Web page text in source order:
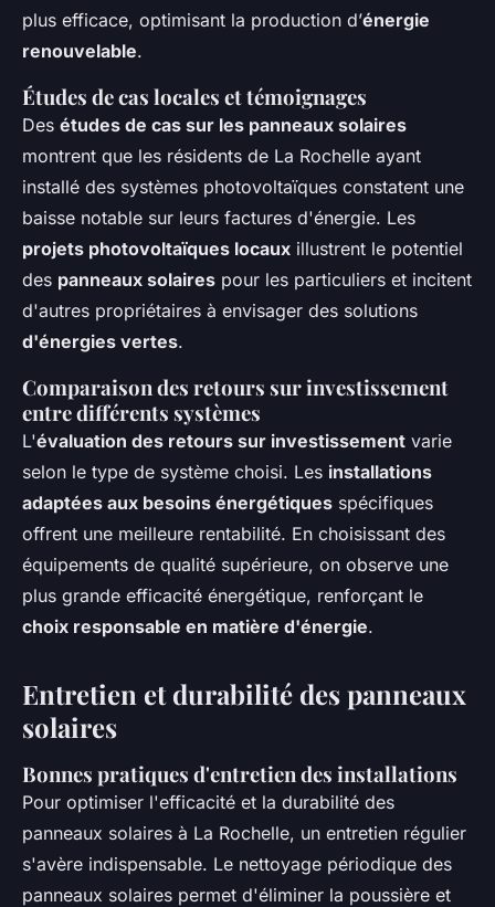
plus efficace, optimisant la production d’énergie
renouvelable.
Études de cas locales et témoignages
Des études de cas sur les panneaux solaires
montrent que les résidents de La Rochelle ayant
installé des systèmes photovoltaïques constatent une
baisse notable sur leurs factures d'énergie. Les
projets photovoltaïques locaux illustrent le potentiel
des panneaux solaires pour les particuliers et incitent
d'autres propriétaires à envisager des solutions
d'énergies vertes.
Comparaison des retours sur investissement
entre différents systèmes
L'évaluation des retours sur investissement varie
selon le type de système choisi. Les installations
adaptées aux besoins énergétiques spécifiques
offrent une meilleure rentabilité. En choisissant des
équipements de qualité supérieure, on observe une
plus grande efficacité énergétique, renforçant le
choix responsable en matière d'énergie.
Entretien et durabilité des panneaux
solaires
Bonnes pratiques d'entretien des installations
Pour optimiser l'efficacité et la durabilité des
panneaux solaires à La Rochelle, un entretien régulier
s'avère indispensable. Le nettoyage périodique des
panneaux solaires permet d'éliminer la poussière et